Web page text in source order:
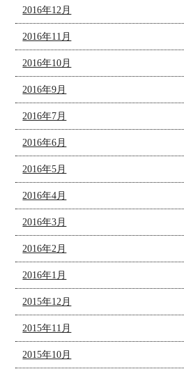
2016年12月
2016年11月
2016年10月
2016年9月
2016年7月
2016年6月
2016年5月
2016年4月
2016年3月
2016年2月
2016年1月
2015年12月
2015年11月
2015年10月